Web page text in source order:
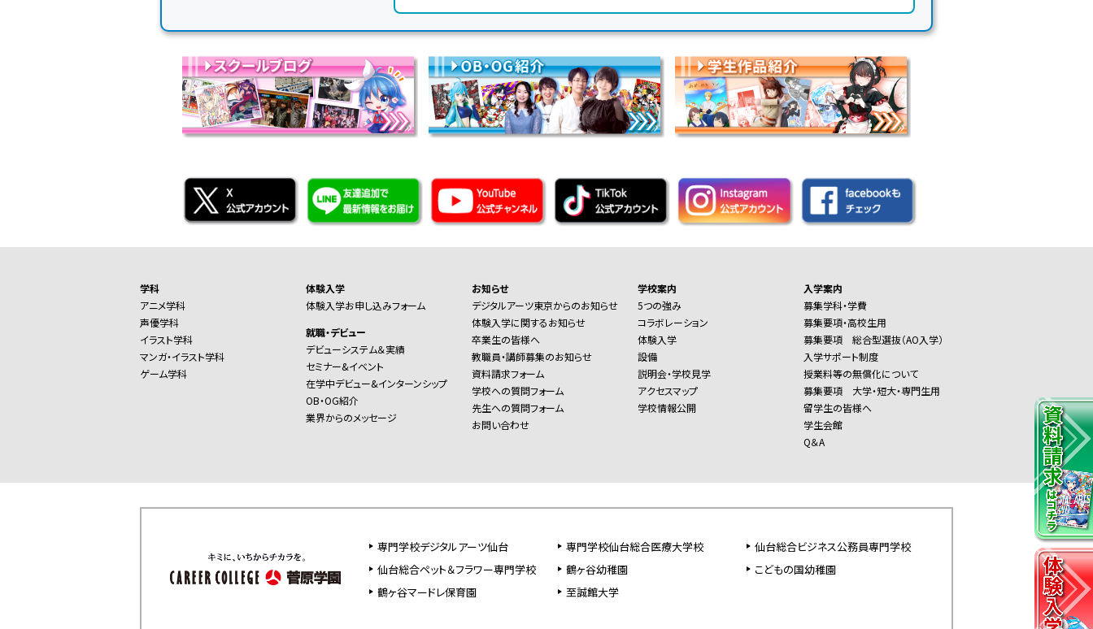
学科
アニメ学科
声優学科
イラスト学科
マンガ・イラスト学科
ゲーム学科
体験入学
体験入学お申し込みフォーム
就職・デビュー
デビューシステム＆実績
セミナー&イベント
在学中デビュー&インターンシップ
OB・OG紹介
業界からのメッセージ
お知らせ
デジタルアーツ東京からのお知らせ
体験入学に関するお知らせ
卒業生の皆様へ
教職員・講師募集のお知らせ
資料請求フォーム
学校への質問フォーム
先生への質問フォーム
お問い合わせ
学校案内
5つの強み
コラボレーション
体験入学
設備
説明会・学校見学
アクセスマップ
学校情報公開
入学案内
募集学科・学費
募集要項・高校生用
募集要項 総合型選抜（AO入学）
入学サポート制度
授業料等の無償化について
募集要項 大学・短大・専門生用
留学生の皆様へ
学生会館
Q＆A
専門学校デジタルアーツ仙台 専門学校仙台総合医療大学校
仙台総合ビジネス公務員専門学校
仙台総合ペット＆フラワー専門学校
鶴ヶ谷幼稚園
こどもの国幼稚園
鶴ヶ谷マードレ保育園
至誠館大学